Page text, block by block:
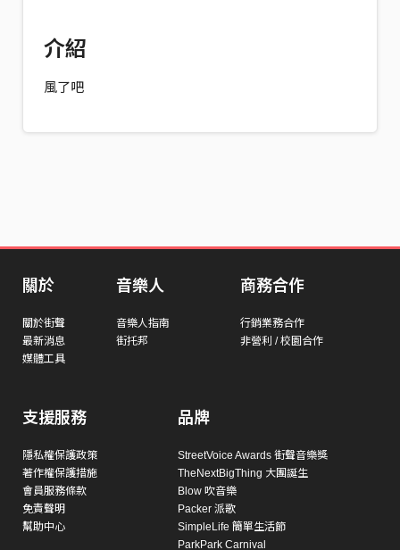
介紹
風了吧
關於
關於街聲
最新消息
媒體工具
音樂人
音樂人指南
街托邦
商務合作
行銷業務合作
非營利 / 校園合作
支援服務
隱私權保護政策
著作權保護措施
會員服務條款
免責聲明
幫助中心
品牌
StreetVoice Awards 街聲音樂獎
TheNextBigThing 大團誕生
Blow 吹音樂
Packer 派歌
SimpleLife 簡單生活節
ParkPark Carnival